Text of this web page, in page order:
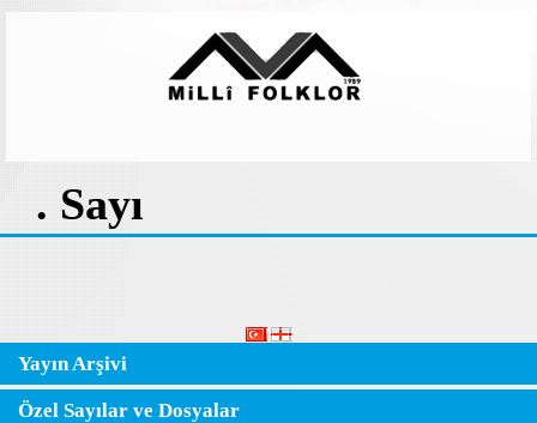
. Sayı
Yayın Arşivi
Özel Sayılar ve Dosyalar